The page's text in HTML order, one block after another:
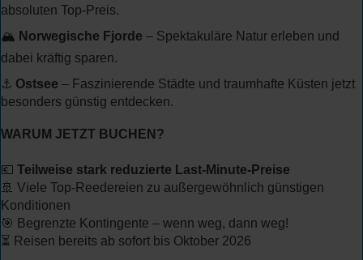
absoluten Top-Preis.
🏔️ Norwegische Fjorde – Spektakuläre Natur erleben und
dabei kräftig sparen.
⚓ Ostsee – Faszinierende Städte und traumhafte Küsten jetzt
besonders günstig entdecken.
WARUM JETZT BUCHEN?
💶 Teilweise stark reduzierte Last-Minute-Preise
🚢 Viele Top-Reedereien zu außergewöhnlich günstigen
Konditionen
🎯 Begrenzte Kontingente – wenn weg, dann weg!
⏳ Reisen bereits ab sofort bis Oktober 2026